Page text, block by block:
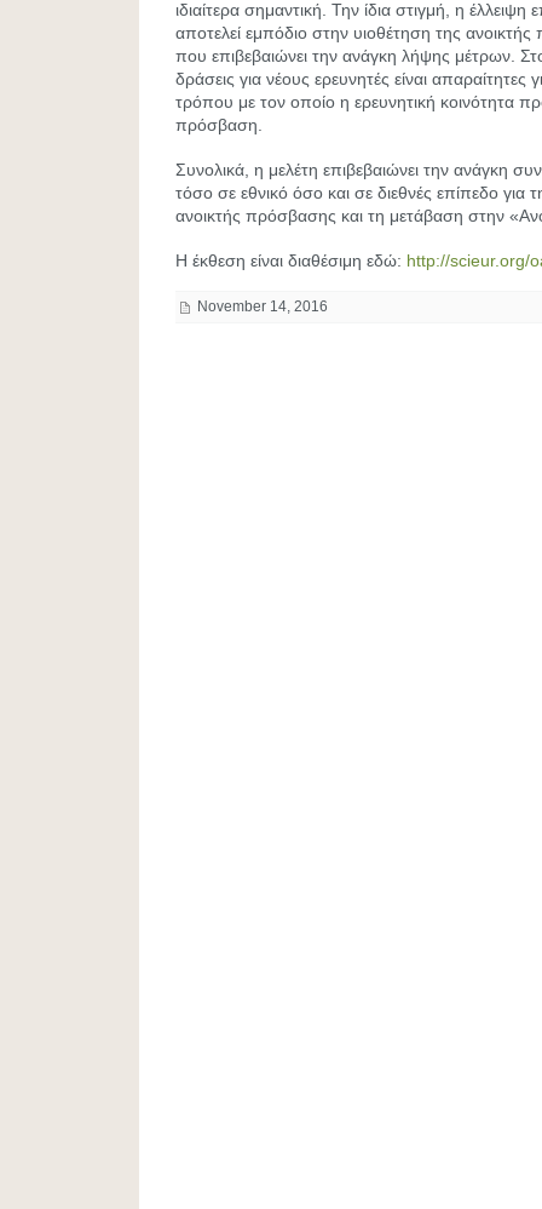
ιδιαίτερα σημαντική. Την ίδια στιγμή, η
αποτελεί εμπόδιο στην υιοθέτηση της
που επιβεβαιώνει την ανάγκη λήψης μέτρων.
δράσεις για νέους ερευνητές είναι απαραίτητες
τρόπου με τον οποίο η ερευνητική κοινότητα
πρόσβαση.
Συνολικά, η μελέτη επιβεβαιώνει την ανάγκη
τόσο σε εθνικό όσο και σε διεθνές επίπεδο για
ανοικτής πρόσβασης και τη μετάβαση στην
Η έκθεση είναι διαθέσιμη εδώ: http://scieur.org/
November 14, 2016